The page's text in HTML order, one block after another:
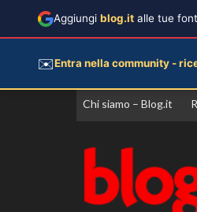
Vai
Chi siamo – Blog.it
Aggiungi blog.it alle tue
✉️Entra nella community -